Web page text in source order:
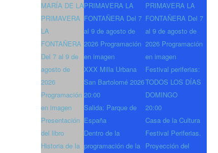
MARÍA DE LA
PRIMAVERA
LA
FONTAÑERA
Del 7 al 9 de
agosto de
2026
Programación
en imagen
Presentación
del libro
Historia de la
PRIMAVERA LA
FONTAÑERA Del 7
al 9 de agosto de
2026 Programación
en imagen
XXX Milla Urbana
San Bartolomé 2026
20:00
Salida: Parque de
España
Dentro de la
programación de la
PRIMAVERA LA
FONTAÑERA Del 7
al 9 de agosto de
2026 Programación
en imagen
Festival periferias:
TODOS LOS DÍAS
DOMINGO
20:00
Casa de la Cultura
Festival Periferias.
Proyección del